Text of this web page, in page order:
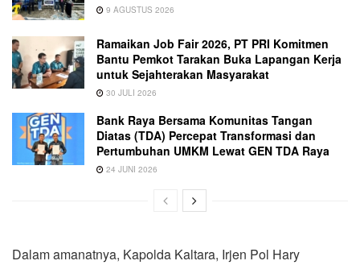
9 AGUSTUS 2026
Ramaikan Job Fair 2026, PT PRI Komitmen
Bantu Pemkot Tarakan Buka Lapangan Kerja
untuk Sejahterakan Masyarakat
30 JULI 2026
Bank Raya Bersama Komunitas Tangan
Diatas (TDA) Percepat Transformasi dan
Pertumbuhan UMKM Lewat GEN TDA Raya
24 JUNI 2026
Dalam amanatnya, Kapolda Kaltara, Irjen Pol Hary